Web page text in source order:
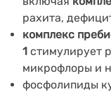
рахита,
комплекс
1 стимулирует
микрофлоры и
фосфолипиды